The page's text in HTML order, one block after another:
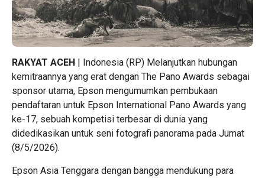
RAKYAT ACEH | Indonesia (RP) Melanjutkan hubungan
kemitraannya yang erat dengan The Pano Awards sebagai
sponsor utama, Epson mengumumkan pembukaan
pendaftaran untuk Epson International Pano Awards yang
ke-17, sebuah kompetisi terbesar di dunia yang
didedikasikan untuk seni fotografi panorama pada Jumat
(8/5/2026).
Epson Asia Tenggara dengan bangga mendukung para